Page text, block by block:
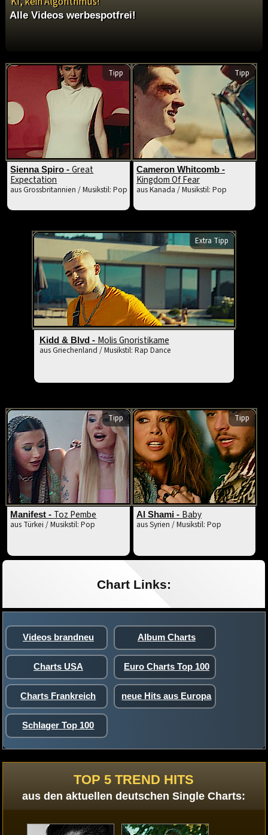
Alle Videos werbespotfrei!
Tipp
Sienna Spiro -Great
Expectation
aus Grossbritannien / Musikstil: Pop
Tipp
Cameron Whitcomb -
Kingdom Of Fear
aus Kanada / Musikstil: Pop
Extra Tipp
Kidd & Blvd - Molis Gnoristikame
aus Griechenland / Musikstil: Rap Dance
Tipp
Manifest - Toz Pembe
aus Türkei / Musikstil: Pop
Tipp
Al Shami - Baby
aus Syrien / Musikstil: Pop
Chart Links:
Videos brandneu Album Charts
Charts USA Euro Charts Top 100
Charts Frankreich neue Hits aus Europa
Schlager Top 100
TOP 5 TREND HITS
aus den aktuellen deutschen Single Charts: